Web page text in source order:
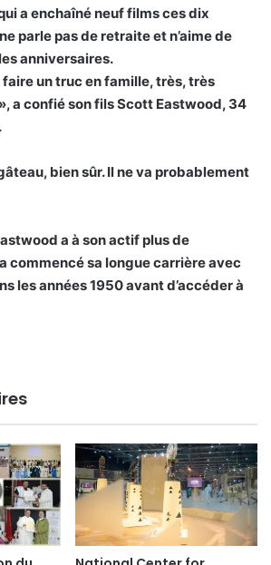
a enchaîné neuf films ces dix
parle pas de retraite et n’aime de
anniversaires.
faire un truc en famille, très, très
a confié son fils Scott Eastwood, 34
bien sûr. Il ne va probablement
a à son actif plus de
commencé sa longue carrière avec
les années 1950 avant d’accéder à